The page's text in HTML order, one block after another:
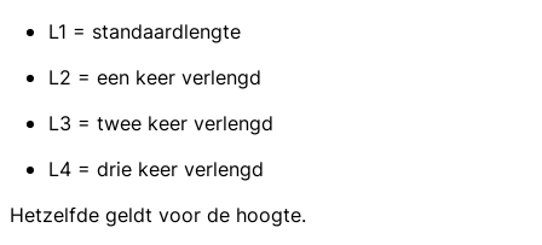
L1 = standaardlengte
L2 = een keer verlengd
L3 = twee keer verlengd
L4 = drie keer verlengd
Hetzelfde geldt voor de hoogte.